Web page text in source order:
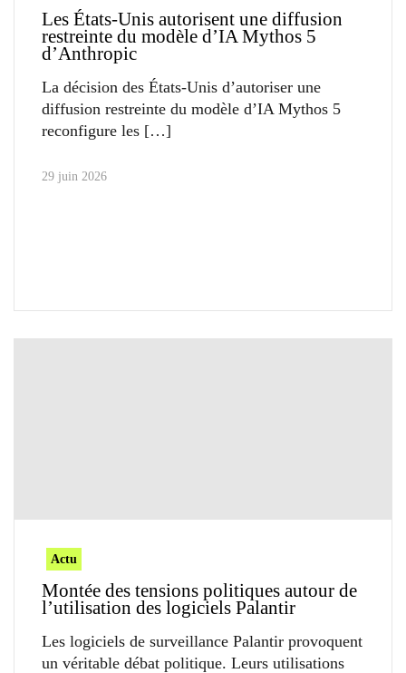
Les États-Unis autorisent une diffusion
restreinte du modèle d’IA Mythos 5
d’Anthropic
La décision des États-Unis d’autoriser une
diffusion restreinte du modèle d’IA Mythos 5
reconfigure les
29 juin 2026
Actu
Montée des tensions politiques autour de
l’utilisation des logiciels Palantir
Les logiciels de surveillance Palantir provoquent
un véritable débat politique. Leurs utilisations